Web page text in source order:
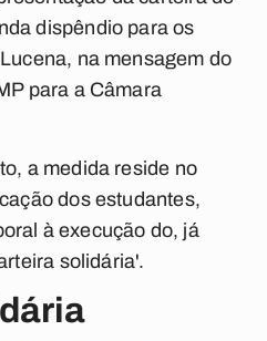
dispêndio para os
na mensagem do
para a Câmara
a medida reside no
dos estudantes,
à execução do, já
solidária'.